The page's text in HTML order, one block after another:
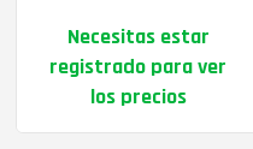
Necesitas estar
registrado para ver
los precios